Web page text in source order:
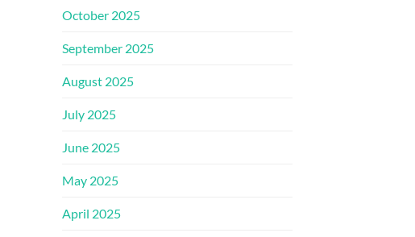
October 2025
September 2025
August 2025
July 2025
June 2025
May 2025
April 2025